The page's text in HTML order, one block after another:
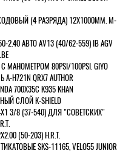
(4 РАЗРЯДА) 12Х1000ММ. M-
2.40 АВТО AV13 (40/62-559) IB AGV
МАНОМЕТРОМ 80PSI/100PSI. GIYO
H721N QRX7 AUTHOR
700Х35С K935 KHAN
СЛОЙ K-SHIELD
3/8 (37-540) ДЛЯ "СОВЕТСКИХ"
(50-203) H.R.T.
SKS-11165, VELO55 JUNIOR